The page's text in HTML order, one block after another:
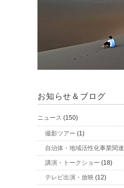
お知らせ＆ブログ
ニュース (150)
撮影ツアー (1)
自治体・地域活性化事業関連
講演・トークショー (18)
テレビ出演・放映 (12)